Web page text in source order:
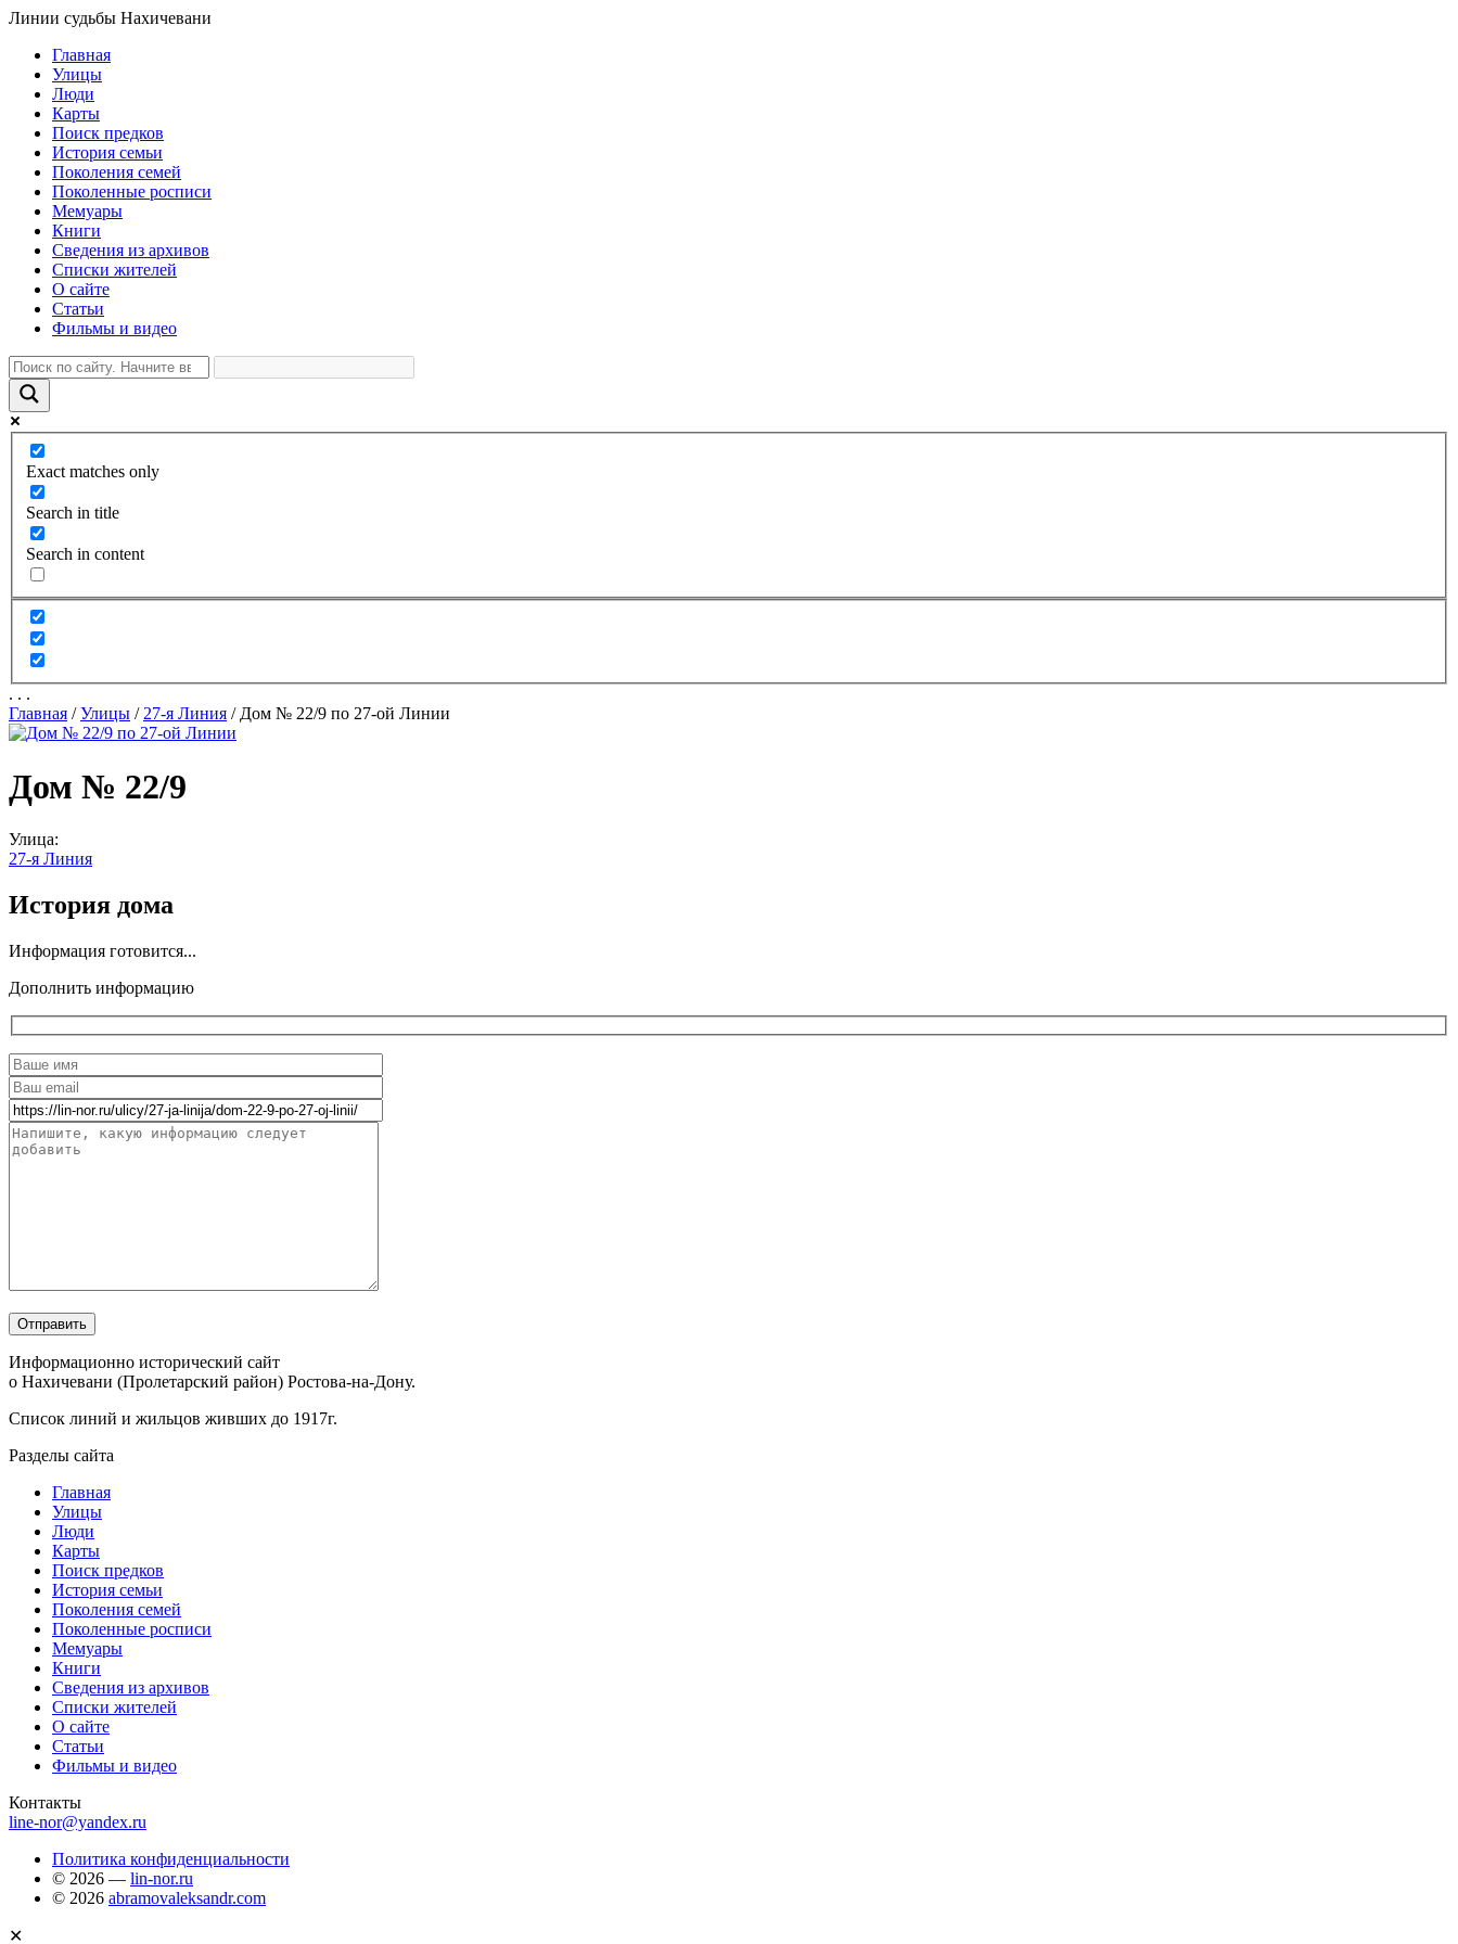
Линии судьбы Нахичевани
Главная
Улицы
Люди
Карты
Поиск предков
История семьи
Поколения семей
Поколенные росписи
Мемуары
Книги
Сведения из архивов
Списки жителей
О сайте
Статьи
Фильмы и видео
Exact matches only
Search in title
Search in content
. . .
Главная /Улицы / 27-я Линия / Дом № 22/9 по 27-ой Линии
Дом № 22/9
Улица:
27-я Линия
История дома
Информация готовится...
Дополнить информацию
Информационно исторический сайт
о Нахичевани (Пролетарский район) Ростова-на-Дону.
Список линий и жильцов живших до 1917г.
Разделы сайта
Главная
Улицы
Люди
Карты
Поиск предков
История семьи
Поколения семей
Поколенные росписи
Мемуары
Книги
Сведения из архивов
Списки жителей
О сайте
Статьи
Фильмы и видео
Контакты
line-nor@yandex.ru
Политика конфиденциальности
© 2026 — lin-nor.ru
© 2026 abramovaleksandr.com
✕